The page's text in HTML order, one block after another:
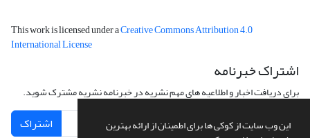
این وب سایت از کوکی ها برای اطمینان از ارائه بهترین
This work is licensed under aCreative Commons Attribution 4.0
International License
اشتراک خبرنامه
برای دریافت اخبار و اطلاعیه های مهم نشریه در خبرنامه نشریه مشترک شوید.
اشتراک